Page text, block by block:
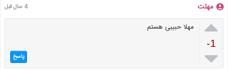
مهلت 4 سال قبل

-1

مهلا حبیبی هستم
پاسخ